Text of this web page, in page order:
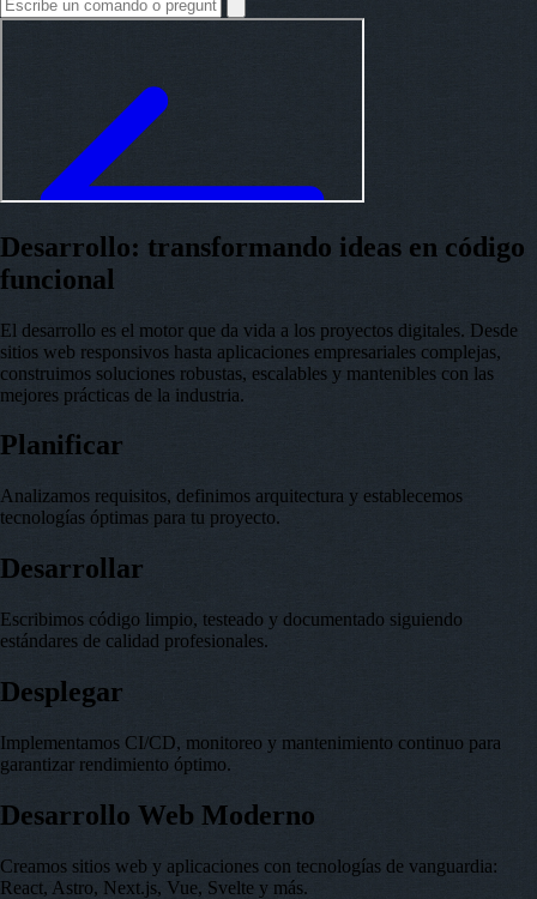
Desarrollo: transformando ideas en código
funcional
El desarrollo es el motor que da vida a los proyectos digitales. Desde
sitios web responsivos hasta aplicaciones empresariales complejas,
construimos soluciones robustas, escalables y mantenibles con las
mejores prácticas de la industria.
Planificar
Analizamos requisitos, definimos arquitectura y establecemos
tecnologías óptimas para tu proyecto.
Desarrollar
Escribimos código limpio, testeado y documentado siguiendo
estándares de calidad profesionales.
Desplegar
Implementamos CI/CD, monitoreo y mantenimiento continuo para
garantizar rendimiento óptimo.
Desarrollo Web Moderno
Creamos sitios web y aplicaciones con tecnologías de vanguardia:
React, Astro, Next.js, Vue, Svelte y más.